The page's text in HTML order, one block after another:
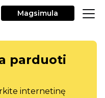
Magsimula
parduoti
internetinę